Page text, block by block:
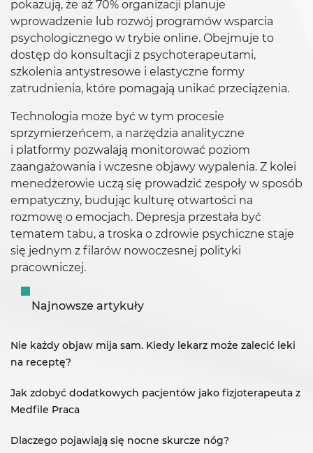
pokazują, że aż 70% organizacji planuje
wprowadzenie lub rozwój programów wsparcia
psychologicznego w trybie online. Obejmuje to
dostęp do konsultacji z psychoterapeutami,
szkolenia antystresowe i elastyczne formy
zatrudnienia, które pomagają unikać przeciążenia.
Technologia może być w tym procesie
sprzymierzeńcem, a narzędzia analityczne
i platformy pozwalają monitorować poziom
zaangażowania i wczesne objawy wypalenia. Z kolei
menedżerowie uczą się prowadzić zespoły w sposób
empatyczny, budując kulturę otwartości na
rozmowę o emocjach. Depresja przestała być
tematem tabu, a troska o zdrowie psychiczne staje
się jednym z filarów nowoczesnej polityki
pracowniczej.
Najnowsze artykuły
Nie każdy objaw mija sam. Kiedy lekarz może zalecić leki
na receptę?
Jak zdobyć dodatkowych pacjentów jako fizjoterapeuta z
Medfile Praca
Dlaczego pojawiają się nocne skurcze nóg?